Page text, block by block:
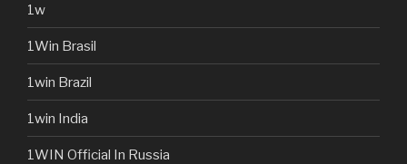
1w
1Win Brasil
1win Brazil
1win India
1WIN Official In Russia